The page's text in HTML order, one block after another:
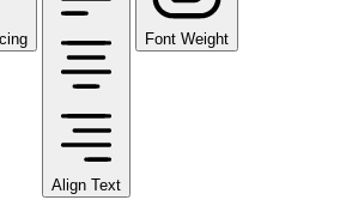
Align Text
Font Weight